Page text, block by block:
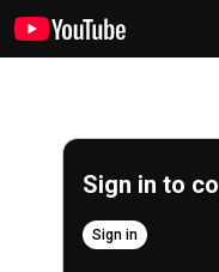
Sign in to
Sign in